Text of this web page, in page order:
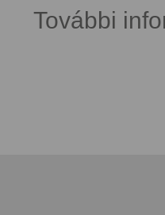
További